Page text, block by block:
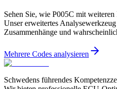
Sehen Sie, wie P005C mit weiteren
Unser erweitertes
Zusammenhänge und
Mehrere Codes analysieren
Schwedens führendes